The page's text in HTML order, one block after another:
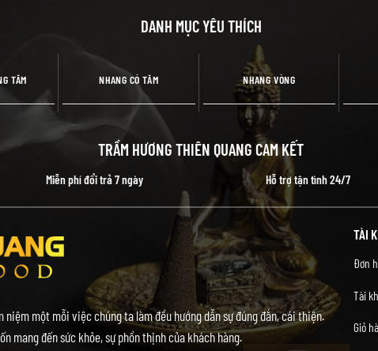
DANH MỤC YÊU THÍCH
TĂM NHANG CÓ TĂM NHANG VÒNG
TRẦM HƯƠNG THIÊN QUANG CAM KẾT
Miễn phí đổi trả 7 ngày Hỗ trợ tận tình 24/7
niệm một mỗi việc chúng ta làm đều hướng dẫn sự đúng đắn, cái thiện.
mang đến sức khỏe, sự phồn thịnh của khách hàng.
TÀI
Đơn
Tài
Giỏ